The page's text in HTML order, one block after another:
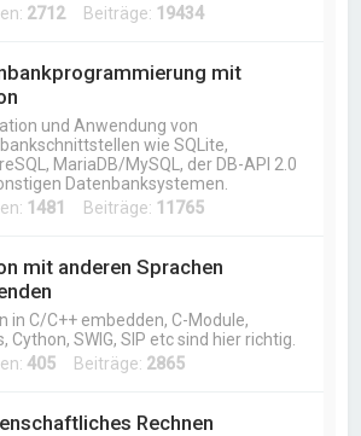
2712Beiträge: 19434
mit
und Anwendung von
wie SQLite,
MariaDB/MySQL, der DB-API 2.0
Datenbanksystemen.
1481 Beiträge: 11765
mit anderen Sprachen
in C/C++ embedden, C-Module,
Cython, SWIG, SIP etc sind hier richtig.
405 Beiträge: 2865
Rechnen